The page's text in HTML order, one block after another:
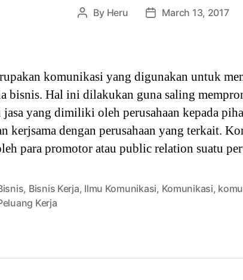
Post
By Heru
PostMarch 13, 2017
komunikasi yang digunakan untuk
bisnis. Hal ini dilakukan guna saling
yang dimiliki oleh perusahaan kepada
kerjsama dengan perusahaan yang terkait.
para promotor atau public relation suatu
, Bisnis Kerja, Ilmu Komunikasi, Komunikasi,
Kerja